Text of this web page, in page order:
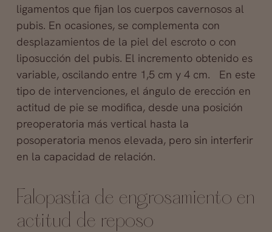
ligamentos que fijan los cuerpos cavernosos al
pubis. En ocasiones, se complementa con
desplazamientos de la piel del escroto o con
liposucción del pubis. El incremento obtenido es
variable, oscilando entre 1,5 cm y 4 cm. En este
tipo de intervenciones, el ángulo de erección en
actitud de pie se modifica, desde una posición
preoperatoria más vertical hasta la
posoperatoria menos elevada, pero sin interferir
en la capacidad de relación.
Falopastia de engrosamiento en
actitud de reposo